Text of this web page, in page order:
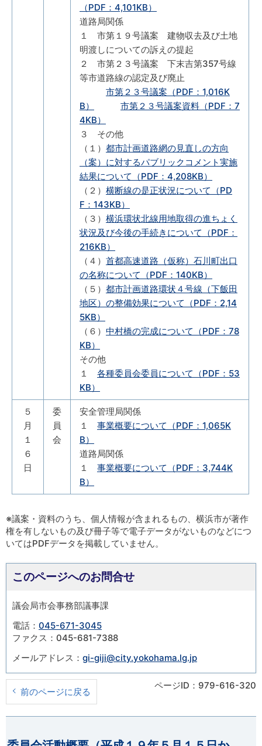
（PDF：4,101KB）
道路局関係
１ 市第１９号議案 建物収去及び土地
明渡しについての訴えの提起
２ 市第２３号議案 下末吉第357号線
等市道路線の認定及び廃止
市第２３号議案（PDF：1,016K
B）
市第２３号議案資料（PDF：7
4KB）
３ その他
（１） 都市計画道路網の見直しの方向
（案）に対するパブリックコメント実施
結果について（PDF：4,208KB）
（２） 横断線の是正状況について（PD
F：143KB）
（３） 横浜環状北線用地取得の進ちょく
状況及び今後の手続きについて（PDF：
216KB）
（４） 首都高速道路（仮称）石川町出口
の名称について（PDF：140KB）
（５） 都市計画道路環状４号線（下飯田
地区）の整備効果について（PDF：2,14
5KB）
（６） 中村橋の完成について（PDF：78
KB）
その他
１ 各種委員会委員について（PDF：53
KB）
５
月
１
６
日
委
員
会
安全管理局関係
１ 事業概要について（PDF：1,065K
B）
道路局関係
１ 事業概要について（PDF：3,744K
B）
※議案・資料のうち、個人情報が含まれるもの、横浜市が著作
権を有しないもの及び冊子等で電子データがないものなどにつ
いてはPDFデータを掲載していません。
このページへのお問合せ
議会局市会事務部議事課
電話： 045-671-3045
ファクス：045-681-7388
メールアドレス： gi-giji@city.yokohama.lg.jp
前のページに戻る
ページID：979-616-320